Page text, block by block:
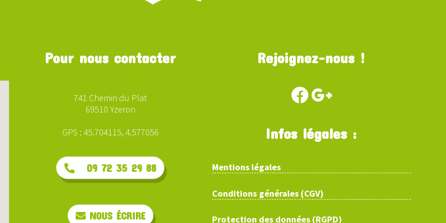
Pour nous contacter
741 Chemin du Plat
69510 Yzeron
GPS : 45.704115, 4.577056
09 72 35 29 88
NOUS ÉCRIRE
Rejoignez-nous !
Infos légales :
Mentions légales
Conditions générales (CGV)
Protection des données (RGPD)